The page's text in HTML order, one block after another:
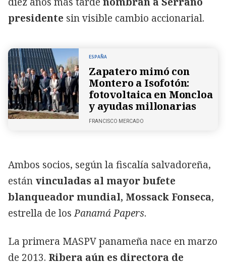
presidente sin visible cambio accionarial.
ESPAÑA
Zapatero mimó con
Montero a Isofotón:
fotovoltaica en Moncloa
y ayudas millonarias
FRANCISCO MERCADO
Ambos socios, según la fiscalía salvadoreña,
están vinculadas al mayor bufete
blanqueador mundial, Mossack Fonseca,
estrella de losPanamá Papers.
La primera MASPV panameña nace en marzo
de 2013. Ribera aún es directora de